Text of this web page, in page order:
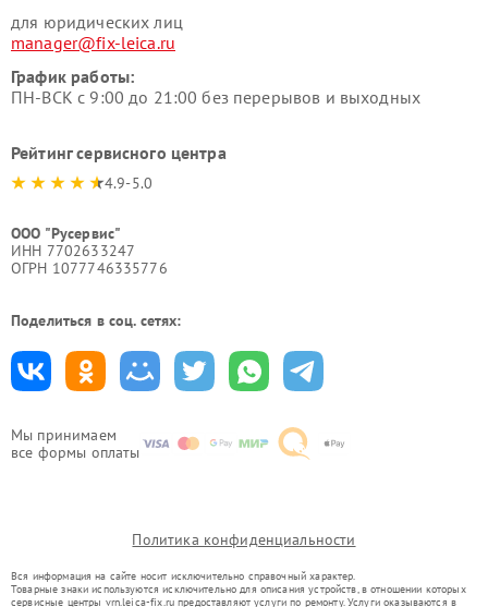
Мы принимаем
все формы оплаты
для юридических лиц
manager@fix-leica.ru
График работы:
ПН-ВСК с 9:00 до 21:00 без перерывов и выходных
Рейтинг сервисного центра
4.9-5.0
ООО "Русервис"
ИНН 7702633247
ОГРН 1077746335776
Поделиться в соц. сетях:
Политика конфиденциальности
Вся информация на сайте носит исключительно справочный характер.
Товарные знаки используются исключительно для описания устройств, в отношении которых
сервисные центры vrn.leica-fix.ru предоставляют услуги по ремонту. Услуги оказываются в